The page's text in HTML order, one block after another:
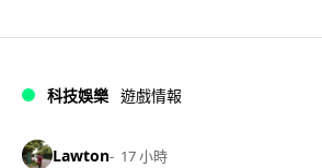
科技娛樂 遊戲情報
Lawton 17 小時